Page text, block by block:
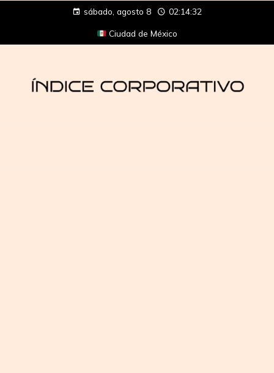
sábado, agosto 8 02:14:33
Ciudad de México